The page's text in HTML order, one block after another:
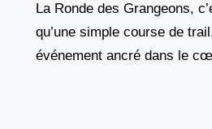
La Ronde des Grangeons,
qu’une simple course de
événement ancré dans le